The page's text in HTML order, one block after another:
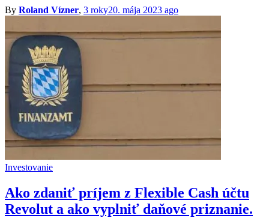
By Roland Vízner, 3 roky20. mája 2023 ago
Investovanie
Ako zdaniť príjem z Flexible Cash účtu
Revolut a ako vyplniť daňové priznanie.